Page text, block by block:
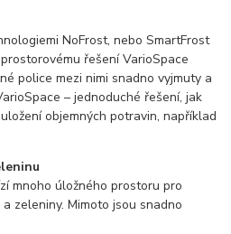
NoFrost, nebo SmartFrost
řešení VarioSpace
police mezi nimi snadno vyjmuty a
– jednoduché řešení, jak
objemných potravin, například
mnoho úložného prostoru pro
zeleniny. Mimoto jsou snadno